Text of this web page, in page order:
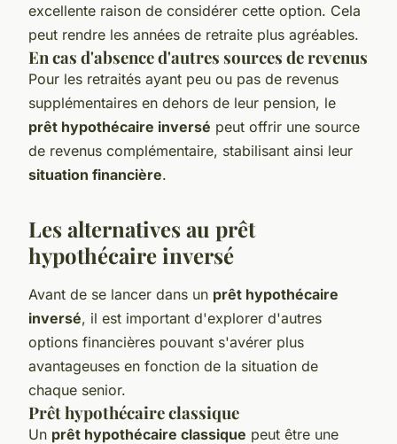
excellente raison de considérer cette option. Cela
peut rendre les années de retraite plus agréables.
En cas d'absence d'autres sources de revenus
Pour les retraités ayant peu ou pas de revenus
supplémentaires en dehors de leur pension, le
prêt hypothécaire inversé peut offrir une source
de revenus complémentaire, stabilisant ainsi leur
situation financière.
Les alternatives au prêt
hypothécaire inversé
Avant de se lancer dans un prêt hypothécaire
inversé, il est important d'explorer d'autres
options financières pouvant s'avérer plus
avantageuses en fonction de la situation de
chaque senior.
Prêt hypothécaire classique
Un prêt hypothécaire classique peut être une